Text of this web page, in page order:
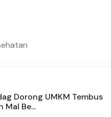
Dorong UMKM Tembus
Mal Be...